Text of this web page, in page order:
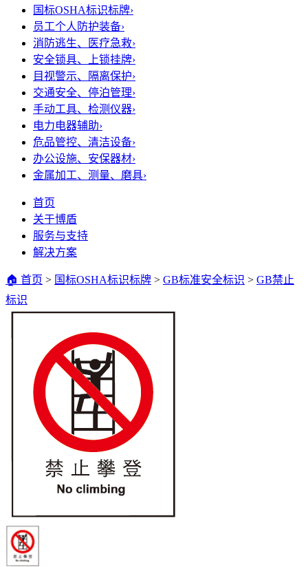
国标OSHA标识标牌›
员工个人防护装备›
消防逃生、医疗急救›
安全锁具、上锁挂牌›
目视警示、隔离保护›
交通安全、停泊管理›
手动工具、检测仪器›
电力电器辅助›
危品管控、清洁设备›
办公设施、安保器材›
金属加工、测量、磨具›
首页
关于博盾
服务与支持
解决方案
🏠 首页 > 国标OSHA标识标牌 > GB标准安全标识 > GB禁止
标识